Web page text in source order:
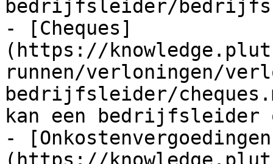
bedrijfsleider/
- [Cheques]
(https://
runnen/verloningen/
bedrijfsleider/
kan een bedrijfsleider
-